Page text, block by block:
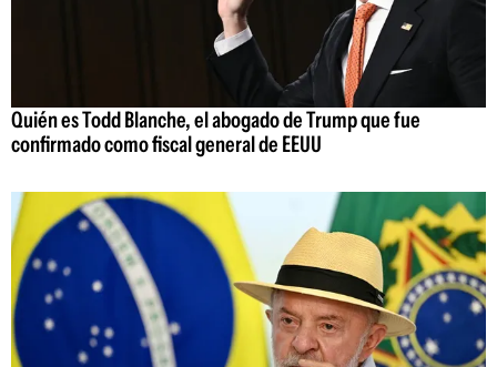
Quién es Todd Blanche, el abogado de Trump que fue
confirmado como fiscal general de EEUU